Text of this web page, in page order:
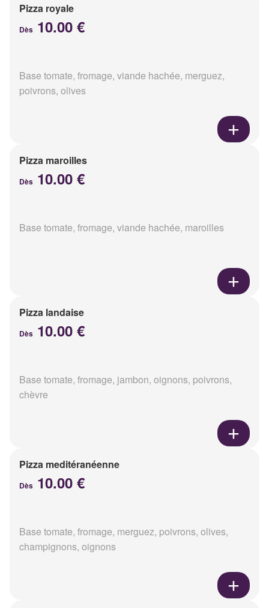
Pizza royale
Dès 10.00 €
Base tomate, fromage, viande hachée, merguez,
poivrons, olives
Pizza maroilles
Dès 10.00 €
Base tomate, fromage, viande hachée, maroilles
Pizza landaise
Dès 10.00 €
Base tomate, fromage, jambon, oignons, poivrons,
chèvre
Pizza meditéranéenne
Dès 10.00 €
Base tomate, fromage, merguez, poivrons, olives,
champignons, oignons